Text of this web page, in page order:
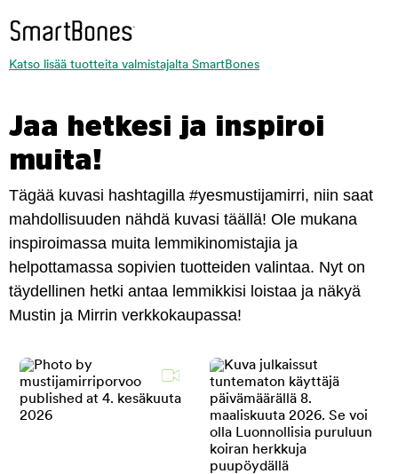
Katso lisää tuotteita valmistajalta SmartBones
Jaa hetkesi ja inspiroi
muita!
Tägää kuvasi hashtagilla #yesmustijamirri, niin saat
mahdollisuuden nähdä kuvasi täällä! Ole mukana
inspiroimassa muita lemmikinomistajia ja
helpottamassa sopivien tuotteiden valintaa. Nyt on
täydellinen hetki antaa lemmikkisi loistaa ja näkyä
Mustin ja Mirrin verkkokaupassa!